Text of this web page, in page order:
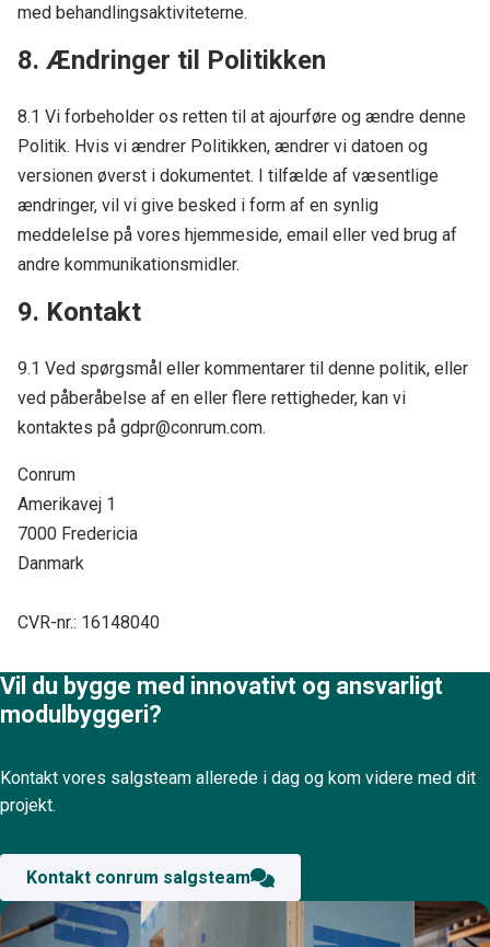
med behandlingsaktiviteterne.
8. Ændringer til Politikken
8.1 Vi forbeholder os retten til at ajourføre og ændre denne
Politik. Hvis vi ændrer Politikken, ændrer vi datoen og
versionen øverst i dokumentet. I tilfælde af væsentlige
ændringer, vil vi give besked i form af en synlig
meddelelse på vores hjemmeside, email eller ved brug af
andre kommunikationsmidler.
9. Kontakt
9.1 Ved spørgsmål eller kommentarer til denne politik, eller
ved påberåbelse af en eller flere rettigheder, kan vi
kontaktes på gdpr@conrum.com.
Conrum
Amerikavej 1
7000 Fredericia
Danmark
CVR-nr.: 16148040
Vil du bygge med innovativt og ansvarligt
modulbyggeri?
Kontakt vores salgsteam allerede i dag og kom videre med dit
projekt.
Kontakt conrum salgsteam